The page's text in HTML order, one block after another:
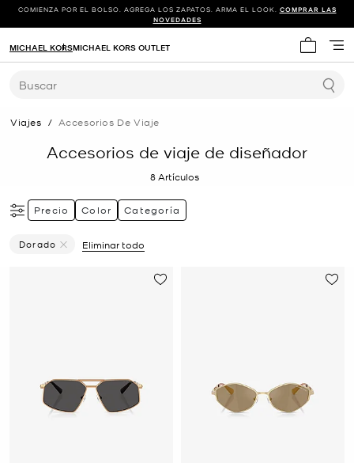
COMIENZA POR EL BOLSO. AGREGA LOS ZAPATOS. ARMA EL LOOK. COMPRAR LAS
NOVEDADES
Mi
MICHAEL KORSMICHAEL KORS OUTLET
Buscar
Viajes / Accesorios De Viaje
Accesorios de viaje de diseñador
8 Artículos
Precio Color Categoría
Dorado
Eliminar todo